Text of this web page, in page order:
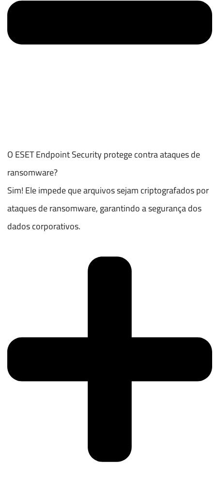
O ESET Endpoint Security protege contra ataques de
ransomware?
Sim! Ele impede que arquivos sejam criptografados por
ataques de ransomware, garantindo a segurança dos
dados corporativos.